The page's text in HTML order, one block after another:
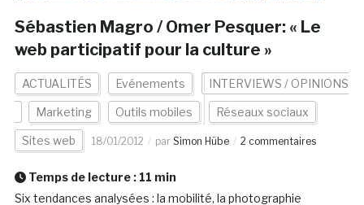
Sébastien Magro / Omer Pesquer: « Le
web participatif pour la culture »
ACTUALITÉS Evénements INTERVIEWS / OPINIONS
Marketing Outils mobiles Réseaux sociaux
Sites web 18/01/2012 par Simon Hübe 2 commentaires
Temps de lecture : 11 min
Six tendances analysées : la mobilité, la photographie